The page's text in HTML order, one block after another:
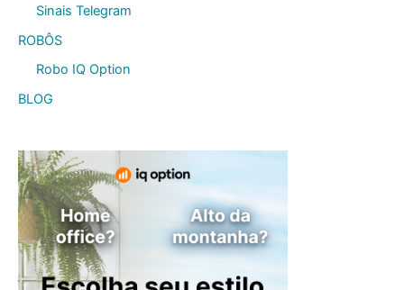
Sinais Telegram
ROBÔS
Robo IQ Option
BLOG